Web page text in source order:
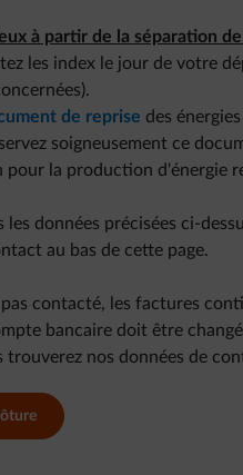
à partir de la séparation
les index le jour de votre
de reprise des
soigneusement ce
pour la production d'énergie
les données précisées ci-
au bas de cette page.
pas contacté, les factures
bancaire doit être
nos données de